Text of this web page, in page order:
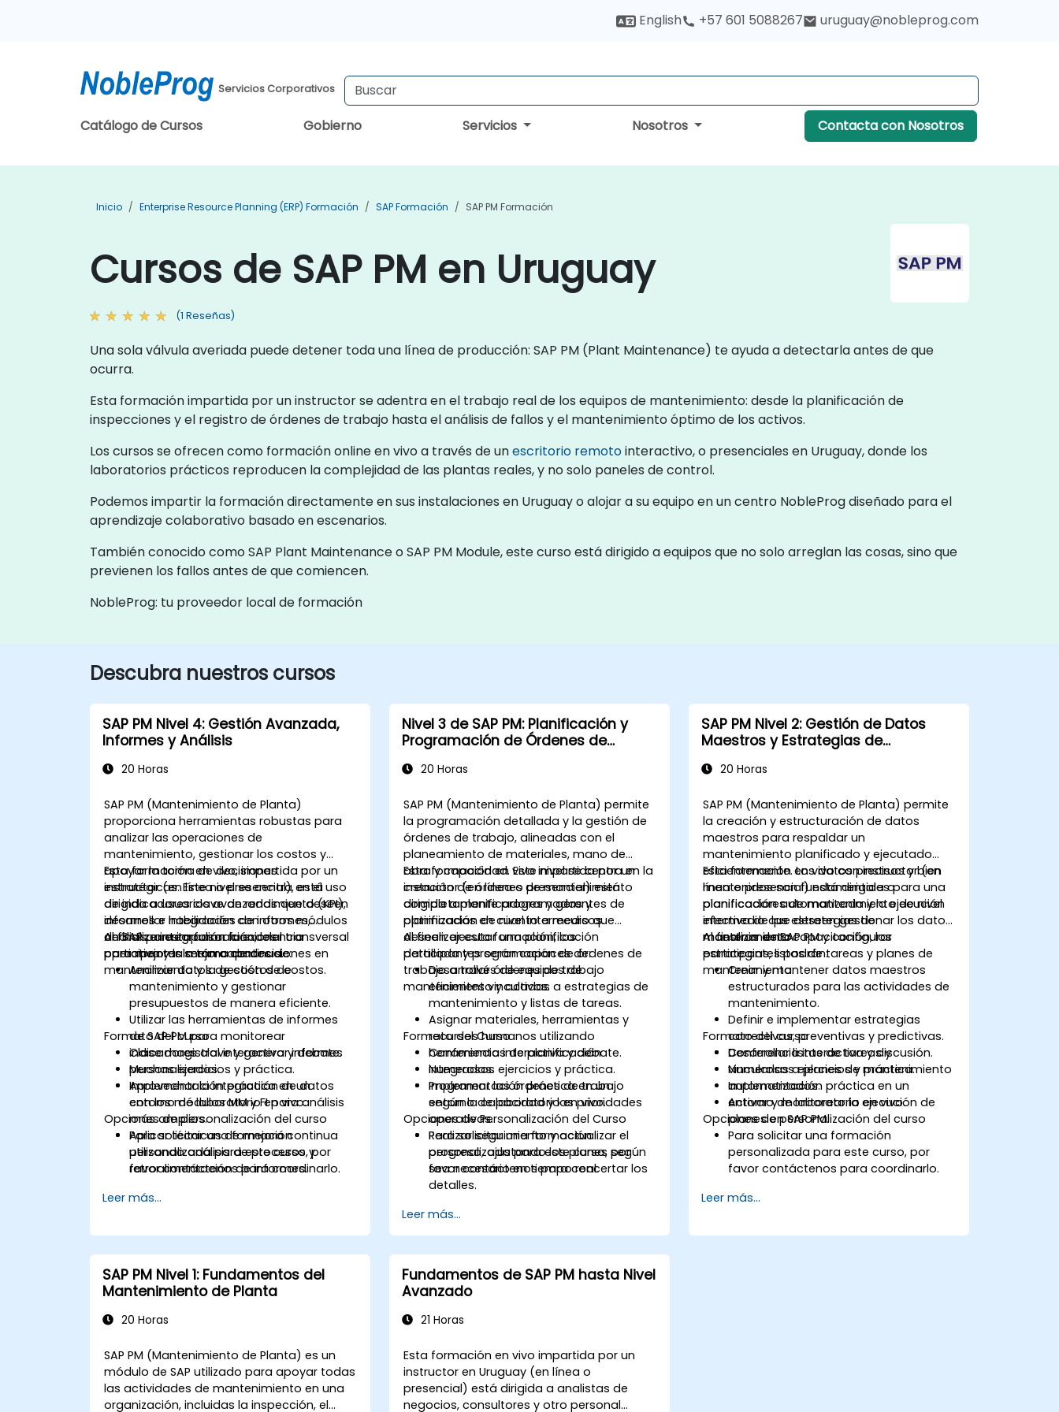
English +57 601 5088267 uruguay@nobleprog.com
Servicios Corporativos
Catálogo de Cursos Gobierno Servicios Nosotros Contacta con Nosotros
Inicio Enterprise Resource Planning (ERP) Formación SAP Formación SAP PM Formación
Cursos de SAP PM en Uruguay
(1 Reseñas)
Una sola válvula averiada puede detener toda una línea de producción: SAP PM (Plant Maintenance) te ayuda a detectarla antes de que
ocurra.
Esta formación impartida por un instructor se adentra en el trabajo real de los equipos de mantenimiento: desde la planificación de
inspecciones y el registro de órdenes de trabajo hasta el análisis de fallos y el mantenimiento óptimo de los activos.
Los cursos se ofrecen como formación online en vivo a través de unescritorio remotointeractivo, o presenciales en Uruguay, donde los
laboratorios prácticos reproducen la complejidad de las plantas reales, y no solo paneles de control.
Podemos impartir la formación directamente en sus instalaciones en Uruguay o alojar a su equipo en un centro NobleProg diseñado para el
aprendizaje colaborativo basado en escenarios.
También conocido como SAP Plant Maintenance o SAP PM Module, este curso está dirigido a equipos que no solo arreglan las cosas, sino que
previenen los fallos antes de que comiencen.
NobleProg: tu proveedor local de formación
Descubra nuestros cursos
SAP PM Nivel 4: Gestión Avanzada,
Informes y Análisis
20 Horas
SAP PM (Mantenimiento de Planta)
proporciona herramientas robustas para
analizar las operaciones de
mantenimiento, gestionar los costos y
apoyar la toma de decisiones
estratégicas. Este nivel se centra en el uso
de indicadores clave de rendimiento (KPI),
informes e integración con otros módulos
de SAP para impulsar la excelencia
operativa y la mejora continua.
Esta formación en vivo, impartida por un
instructor (en línea o presencial), está
dirigida a usuarios avanzados que deseen
desarrollar habilidades de informes,
análisis e integración funcional transversal
para mejorar la toma de decisiones en
mantenimiento y la gestión de costos.
Al finalizar esta formación, los
participantes serán capaces de:
Analizar datos de costos de
mantenimiento y gestionar
presupuestos de manera eficiente.
Utilizar las herramientas de informes
de SAP PM para monitorear
indicadores clave y generar informes
personalizados.
Aprovechar la integración de datos
con los módulos MM y FI para análisis
más amplios.
Aplicar técnicas de mejora continua
utilizando análisis de procesos y
retroalimentación de informes.
Formato del curso
Clase magistral interactiva y debate.
Muchas ejercicios y práctica.
Implementación práctica en un
entorno de laboratorio en vivo.
Opciones de personalización del curso
Para solicitar una formación
personalizada para este curso, por
favor contáctenos para coordinarlo.
Leer más...
Nivel 3 de SAP PM: Planificación y
Programación de Órdenes de
20 Horas
SAP PM (Mantenimiento de Planta) permite
la programación detallada y la gestión de
órdenes de trabajo, alineadas con el
planeamiento de materiales, mano de
obra y capacidad. Este nivel se centra en la
creación de órdenes de mantenimiento
completamente programadas y
optimizadas en cuanto a recursos.
Esta formación en vivo impartida por un
instructor (en línea o presencial) está
dirigida a planificadores y gerentes de
planificación de nivel intermedio que
deseen ejecutar una planificación
detallada y programación de órdenes de
trabajo a través de equipos de
mantenimiento y activos.
Al finalizar esta formación, los
participantes serán capaces de:
Desarrollar órdenes de trabajo
eficientes vinculadas a estrategias de
mantenimiento y listas de tareas.
Asignar materiales, herramientas y
recursos humanos utilizando
herramientas de planificación
integradas.
Programar las órdenes de trabajo
según la capacidad y las prioridades
operativas.
Realizar seguimiento y actualizar el
progreso, ajustando los planes según
sea necesario en tiempo real.
Formato del Curso
Conferencia interactiva y debate.
Numerosos ejercicios y práctica.
Implementación práctica en un
entorno de laboratorio en vivo.
Opciones de Personalización del Curso
Para solicitar una formación
personalizada para este curso, por
favor contáctenos para concertar los
detalles.
Leer más...
SAP PM Nivel 2: Gestión de Datos
Maestros y Estrategias de
20 Horas
SAP PM (Mantenimiento de Planta) permite
la creación y estructuración de datos
maestros para respaldar un
mantenimiento planificado y ejecutado
eficientemente. Los datos precisos y bien
mantenidos son fundamentales para una
planificación automatizada y la ejecución
efectiva de las estrategias de
mantenimiento.
Esta formación en vivo con instructor (en
línea o presencial) está dirigida a
planificadores de mantenimiento de nivel
intermedio que deseen gestionar los datos
maestros de SAP PM y configurar
estrategias, listas de tareas y planes de
mantenimiento.
Al finalizar esta capacitación, los
participantes podrán:
Crear y mantener datos maestros
estructurados para las actividades de
mantenimiento.
Definir e implementar estrategias
correctivas, preventivas y predictivas.
Desarrollar listas de tareas y
vincularlas a planes de mantenimiento
automatizados.
Activar y monitorear la ejecución de
planes en SAP PM.
Formato del curso
Conferencia interactiva y discusión.
Numerosos ejercicios y práctica.
Implementación práctica en un
entorno de laboratorio en vivo.
Opciones de personalización del curso
Para solicitar una formación
personalizada para este curso, por
favor contáctenos para coordinarlo.
Leer más...
SAP PM Nivel 1: Fundamentos del
Mantenimiento de Planta
20 Horas
SAP PM (Mantenimiento de Planta) es un
módulo de SAP utilizado para apoyar todas
las actividades de mantenimiento en una
organización, incluidas la inspección, el
Fundamentos de SAP PM hasta Nivel
Avanzado
21 Horas
Esta formación en vivo impartida por un
instructor en Uruguay (en línea o
presencial) está dirigida a analistas de
negocios, consultores y otro personal